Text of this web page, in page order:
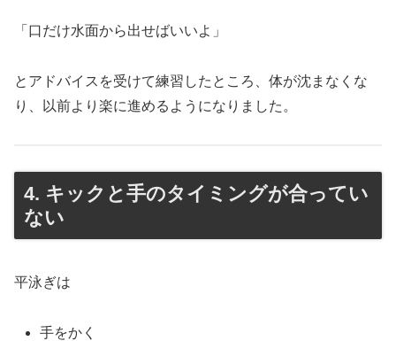
「口だけ水面から出せばいいよ」
とアドバイスを受けて練習したところ、体が沈まなくな
り、以前より楽に進めるようになりました。
4. キックと手のタイミングが合ってい
ない
平泳ぎは
手をかく